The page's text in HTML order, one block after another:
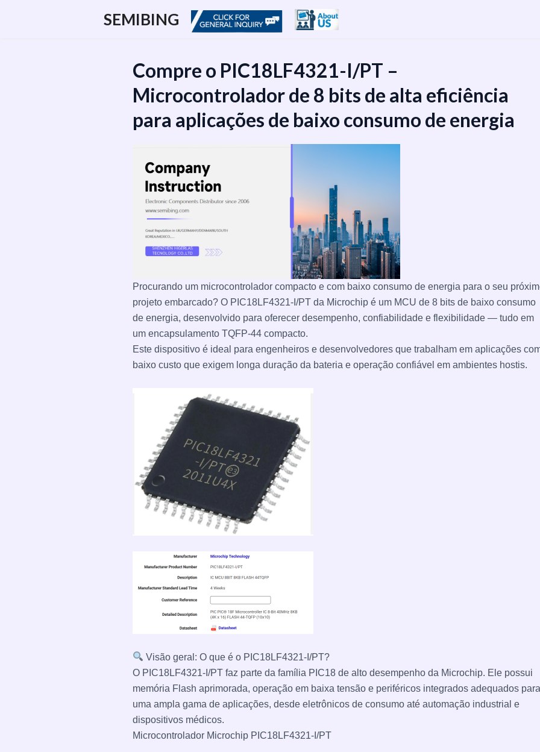
SEMIBING
Compre o PIC18LF4321-I/PT –
Microcontrolador de 8 bits de alta eficiência
para aplicações de baixo consumo de energia
Procurando um microcontrolador compacto e com baixo consumo de energia para o seu
projeto embarcado? O PIC18LF4321-I/PT da Microchip é um MCU de 8 bits de baixo consumo
de energia, desenvolvido para oferecer desempenho, confiabilidade e flexibilidade — tudo em
um encapsulamento TQFP-44 compacto.
Este dispositivo é ideal para engenheiros e desenvolvedores que trabalham em aplicações
baixo custo que exigem longa duração da bateria e operação confiável em ambientes hostis.
Visão geral: O que é o PIC18LF4321-I/PT?
O PIC18LF4321-I/PT faz parte da família PIC18 de alto desempenho da Microchip. Ele possui
memória Flash aprimorada, operação em baixa tensão e periféricos integrados adequados para
uma ampla gama de aplicações, desde eletrônicos de consumo até automação industrial e
dispositivos médicos.
Microcontrolador Microchip PIC18LF4321-I/PT